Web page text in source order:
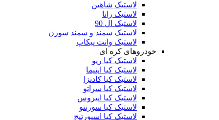
لاستیک شاهین
لاستیک رانا
لاستیک ال 90
لاستیک سمند و سمند سورن
لاستیک وانت پیکاپ
خودروهای کره ای
لاستیک کیا ریو
لاستیک کیا اپتیما
لاستیک کیا کادنزا
لاستیک کیا سراتو
لاستیک کیا اپیروس
لاستیک کیا سورنتو
لاستیک کیا اسپورتیج